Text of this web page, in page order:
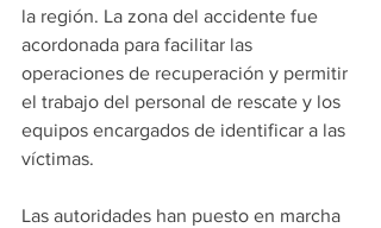
la región. La zona del accidente fue
acordonada para facilitar las
operaciones de recuperación y permitir
el trabajo del personal de rescate y los
equipos encargados de identificar a las
víctimas.
Las autoridades han puesto en marcha